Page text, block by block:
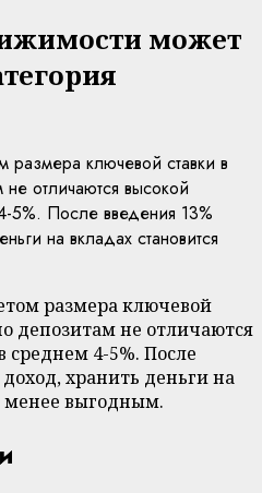
может
размера ключевой ставки в
отличаются высокой
После введения 13%
на вкладах становится
размера ключевой
депозитам не отличаются
среднем 4-5%. После
хранить деньги на
менее выгодным.